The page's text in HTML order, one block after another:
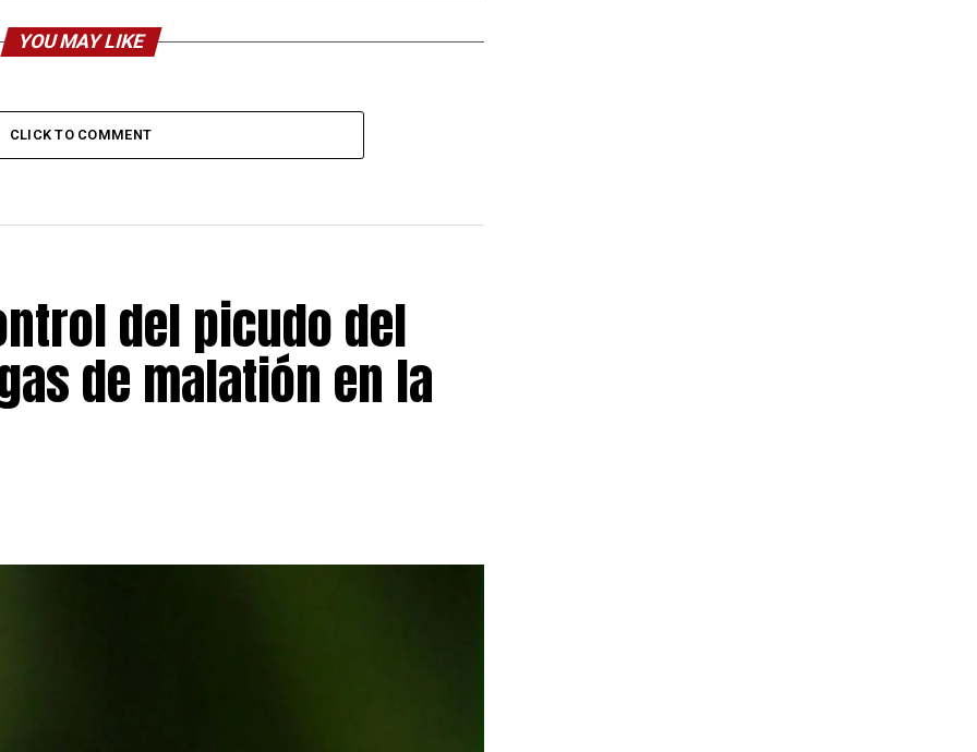
YOU MAY LIKE
CLICK TO COMMENT
del picudo del
de malatión en la